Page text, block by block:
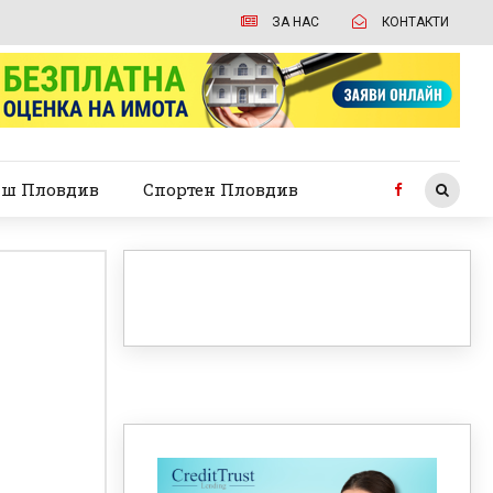
ЗА НАС КОНТАКТИ
Пловдив Спортен Пловдив